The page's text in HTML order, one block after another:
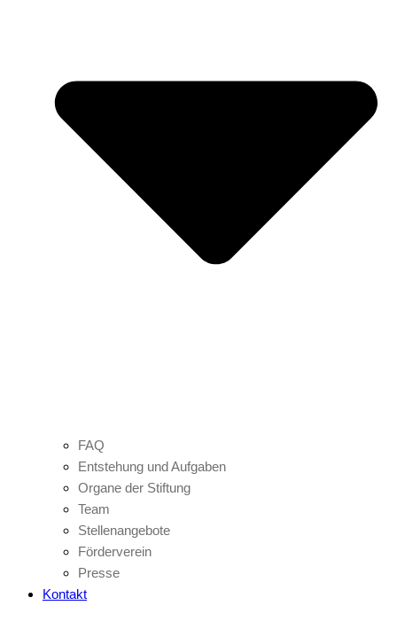
FAQ
Entstehung und Aufgaben
Organe der Stiftung
Team
Stellenangebote
Förderverein
Presse
Kontakt